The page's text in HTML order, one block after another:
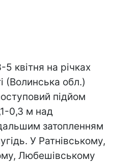
квітня на річках
(Волинська обл.)
підйом
0,3 м над
затопленням
У Ратнівському,
Любешівському